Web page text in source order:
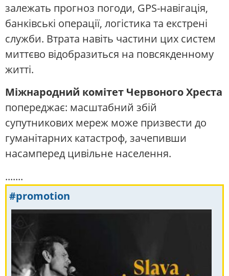
залежать прогноз погоди, GPS-навігація,
банківські операції, логістика та екстрені
служби. Втрата навіть частини цих систем
миттєво відобразиться на повсякденному
житті.
Міжнародний комітет Червоного Хреста
попереджає: масштабний збій
супутникових мереж може призвести до
гуманітарних катастроф, зачепивши
насамперед цивільне населення.
.......
#promotion